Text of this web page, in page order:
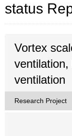
status
Vortex
ventilation
Research Project